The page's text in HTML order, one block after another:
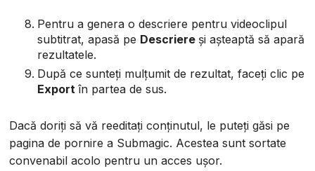
Pentru a genera o descriere pentru videoclipul
subtitrat, apasă pe Descriere și așteaptă să apară
rezultatele.
După ce sunteți mulțumit de rezultat, faceți clic pe
Exportîn partea de sus.
Dacă doriți să vă reeditați conținutul, le puteți găsi pe
pagina de pornire a Submagic. Acestea sunt sortate
convenabil acolo pentru un acces ușor.